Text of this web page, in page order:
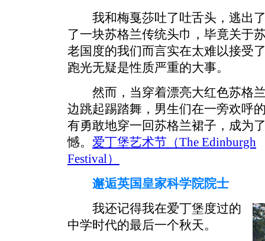
我和梅戛莎吐了吐舌头，逃出了
了一块苏格兰传统头巾，毕竟关于
老国度的我们而言实在太难以接受
跑光无疑是性质严重的大事。
然而，当穿着漂亮大红色苏格兰
边跳起踢踏舞，男生们在一旁欢呼
有勇敢地穿一回苏格兰裙子，成为
憾。 爱丁堡艺术节（The Edinburgh
Festival）
邂逅英国皇家科学院院士
我还记得我在爱丁堡度过的
中学时代的最后一个秋天。